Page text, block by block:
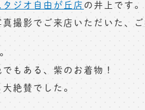
ジオ自由が丘店の井上です。
撮影でご来店いただいた、ご
もある、紫のお着物！
絶賛でした。